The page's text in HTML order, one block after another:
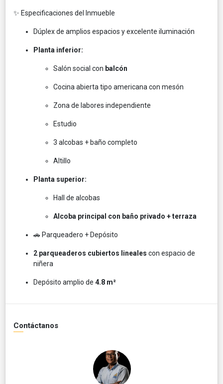
✨ Especificaciones del Inmueble
Dúplex de amplios espacios y excelente iluminación
Planta inferior:
Salón social con balcón
Cocina abierta tipo americana con mesón
Zona de labores independiente
Estudio
3 alcobas + baño completo
Altillo
Planta superior:
Hall de alcobas
Alcoba principal con baño privado + terraza
🚗 Parqueadero + Depósito
2 parqueaderos cubiertos lineales con espacio de
niñera
Depósito amplio de 4.8 m²
Contáctanos